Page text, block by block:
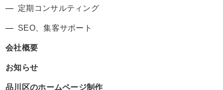
定期コンサルティング
SEO、集客サポート
会社概要
お知らせ
品川区のホームページ制作